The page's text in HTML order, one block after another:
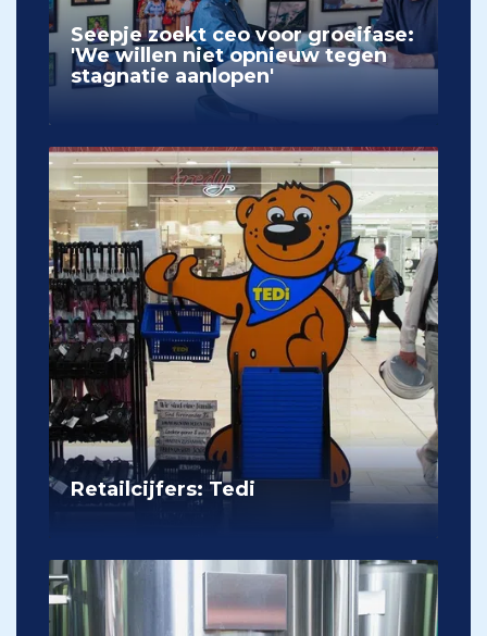
Seepje zoekt ceo voor groeifase:
'We willen niet opnieuw tegen
stagnatie aanlopen'
Retailcijfers: Tedi